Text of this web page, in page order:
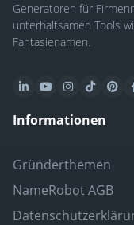
Generatoren für
unterhaltsamen Tools
Fantasienamen.
Informationen
Gründerthemen
NameRobot AGB